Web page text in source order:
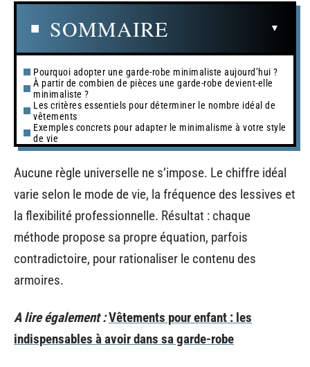
SOMMAIRE
Pourquoi adopter une garde-robe minimaliste aujourd’hui ?
À partir de combien de pièces une garde-robe devient-elle
minimaliste ?
Les critères essentiels pour déterminer le nombre idéal de
vêtements
Exemples concrets pour adapter le minimalisme à votre style
de vie
Aucune règle universelle ne s’impose. Le chiffre idéal
varie selon le mode de vie, la fréquence des lessives et
la flexibilité professionnelle. Résultat : chaque
méthode propose sa propre équation, parfois
contradictoire, pour rationaliser le contenu des
armoires.
A lire également :Vêtements pour enfant : les
indispensables à avoir dans sa garde-robe